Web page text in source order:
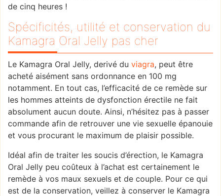
de cinq heures !
Spécificités, utilité et conservation du
Kamagra Oral Jelly pas cher
Le Kamagra Oral Jelly, derivé du viagra, peut être
acheté aisément sans ordonnance en 100 mg
notamment. En tout cas, l’efficacité de ce remède sur
les hommes atteints de dysfonction érectile ne fait
absolument aucun doute. Ainsi, n’hésitez pas à passer
commande afin de retrouver une vie sexuelle épanouie
et vous procurant le maximum de plaisir possible.
Idéal afin de traiter les soucis d’érection, le Kamagra
Oral Jelly peu coûteux à l’achat est certainement le
remède à vos maux sexuels et de couple. Pour ce qui
est de la conservation, veillez à conserver le Kamagra